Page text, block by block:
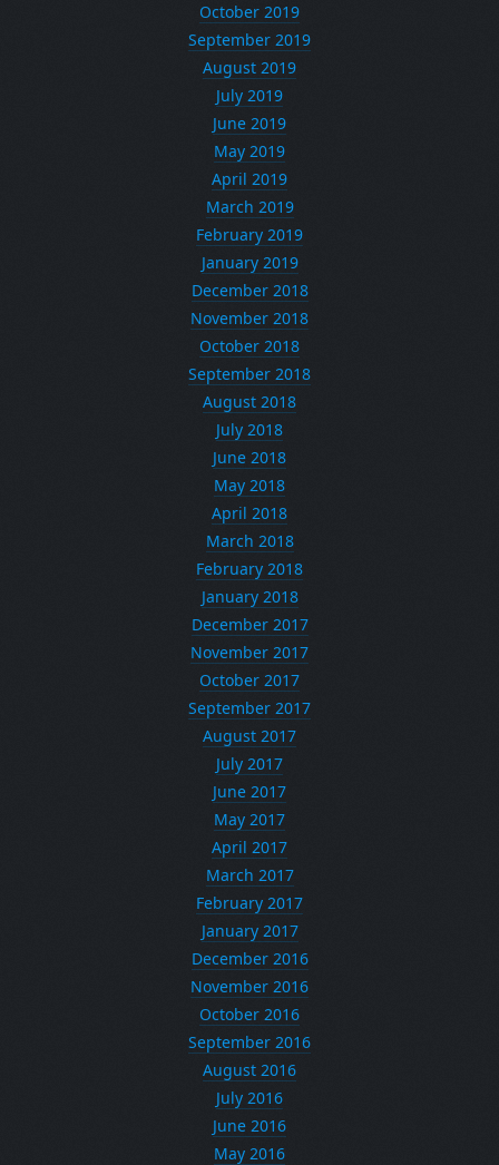
October 2019
September 2019
August 2019
July 2019
June 2019
May 2019
April 2019
March 2019
February 2019
January 2019
December 2018
November 2018
October 2018
September 2018
August 2018
July 2018
June 2018
May 2018
April 2018
March 2018
February 2018
January 2018
December 2017
November 2017
October 2017
September 2017
August 2017
July 2017
June 2017
May 2017
April 2017
March 2017
February 2017
January 2017
December 2016
November 2016
October 2016
September 2016
August 2016
July 2016
June 2016
May 2016